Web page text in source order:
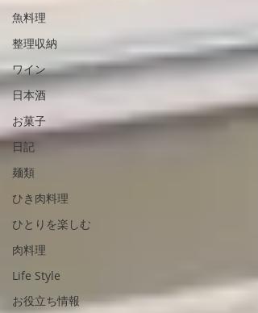
魚料理
整理収納
ワイン
日本酒
お菓子
日記
麺類
ひき肉料理
ひとりを楽しむ
肉料理
Life Style
お役立ち情報